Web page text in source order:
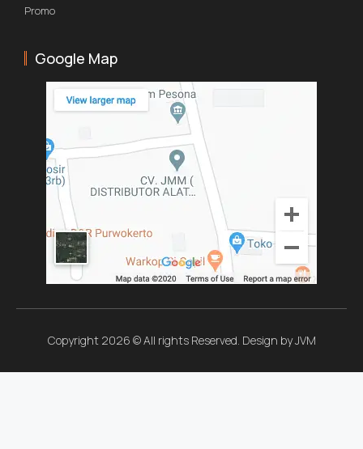
Promo
Google Map
Copyright 2026 © All rights Reserved. Design by JVM